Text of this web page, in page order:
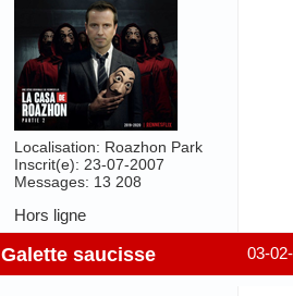
Localisation: Roazhon Park
Inscrit(e): 23-07-2007
Messages: 13 208
Hors ligne
03-
Galette saucisse